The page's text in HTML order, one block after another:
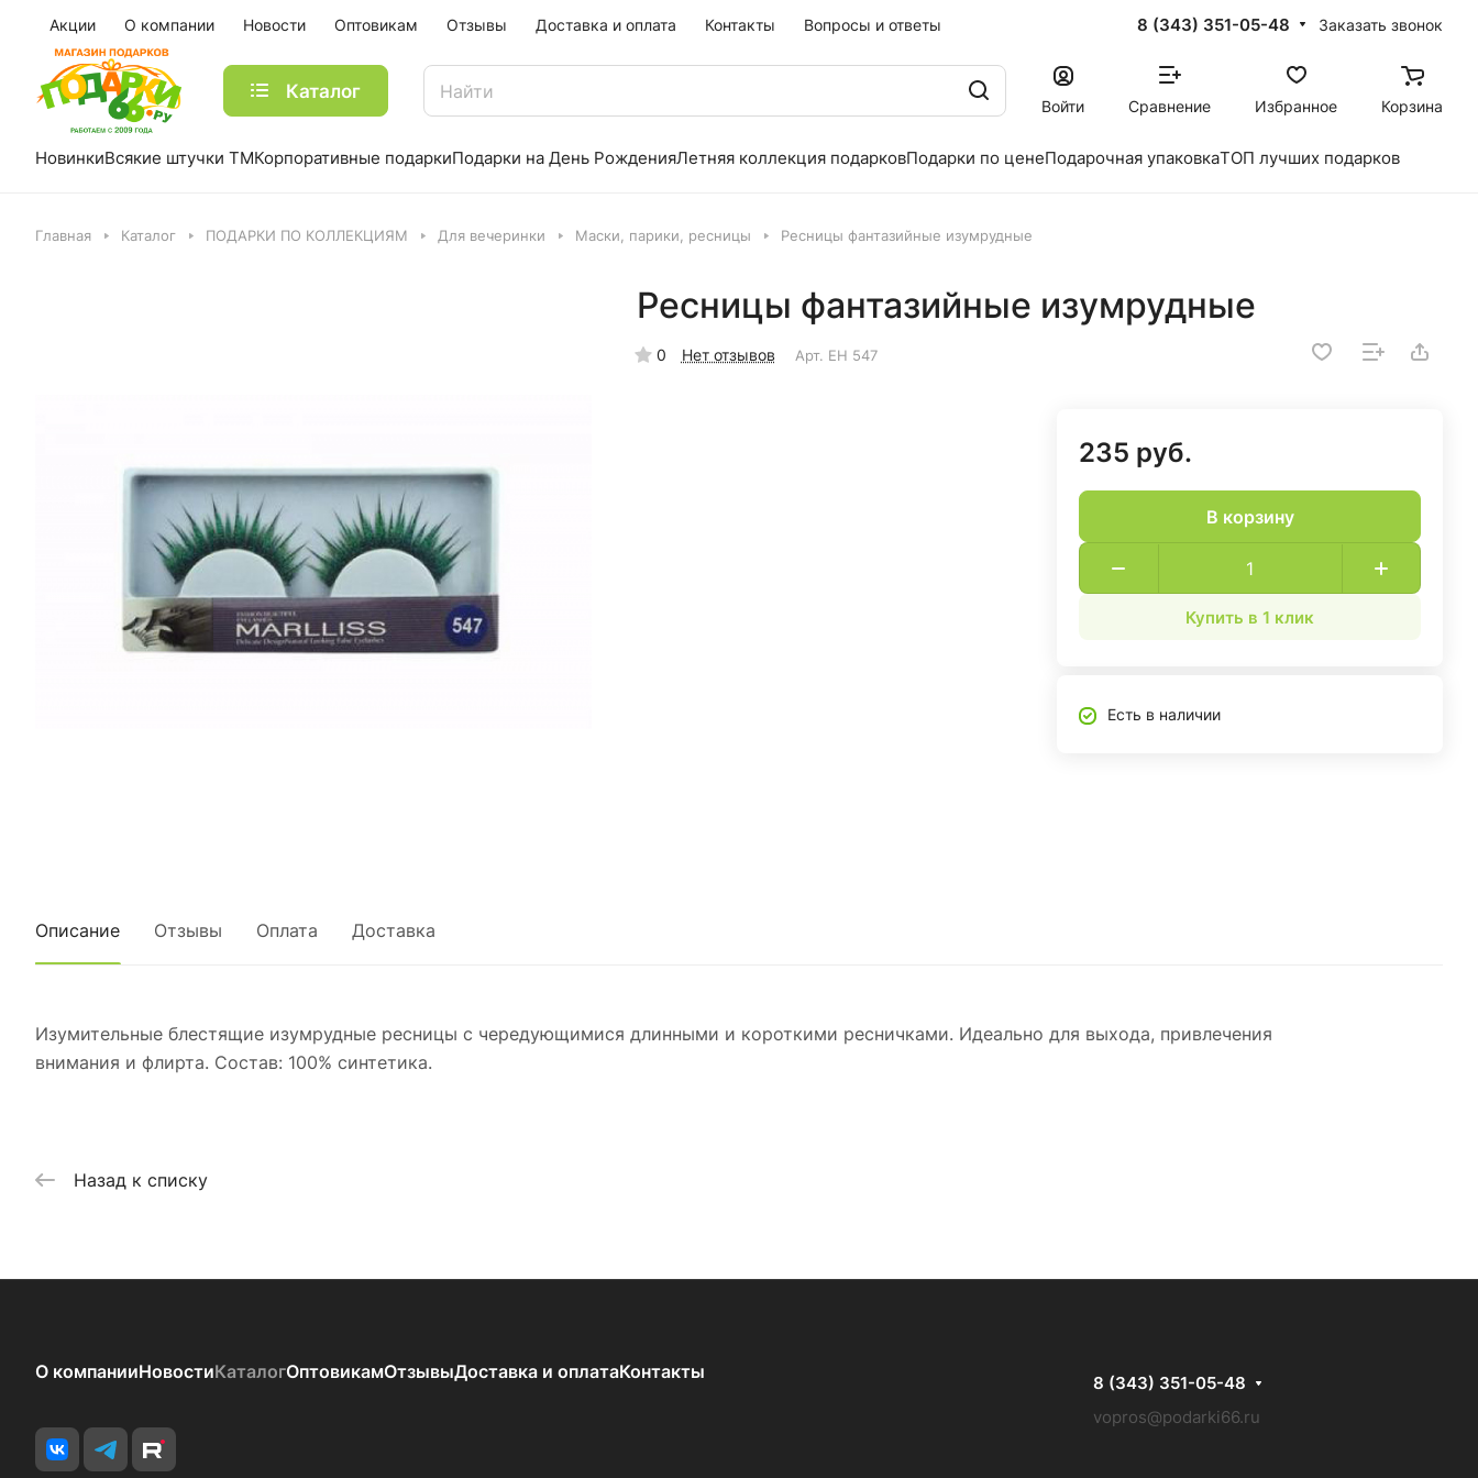
Акции О компании Новости Оптовикам Отзывы Доставка и оплата Контакты Вопросы и ответы 8 (343) 351-05-48 Заказать звонок
Каталог
Войти Сравнение Избранное Корзина
НовинкиВсякие штучки ТМКорпоративные подаркиПодарки на День РожденияЛетняя коллекция подарковПодарки по ценеПодарочная упаковкаТОП лучших подарков
Главная Каталог ПОДАРКИ ПО КОЛЛЕКЦИЯМ Для вечеринки Маски, парики, ресницы Ресницы фантазийные изумрудные
Ресницы фантазийные изумрудные
0 Нет отзывов Арт. EH 547
235 руб.
В корзину
Купить в 1 клик
Есть в наличии
Описание Отзывы Оплата Доставка
Изумительные блестящие изумрудные ресницы с чередующимися длинными и короткими ресничками. Идеально для выхода, привлечения
внимания и флирта. Состав: 100% синтетика.
Назад к списку
О компанииНовостиКаталогОптовикамОтзывыДоставка и оплатаКонтакты
8 (343) 351-05-48
vopros@podarki66.ru